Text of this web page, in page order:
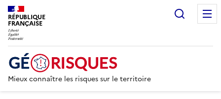
RÉPUBLIQUE
FRANÇAISE
Mieux connaître les risques sur le territoire